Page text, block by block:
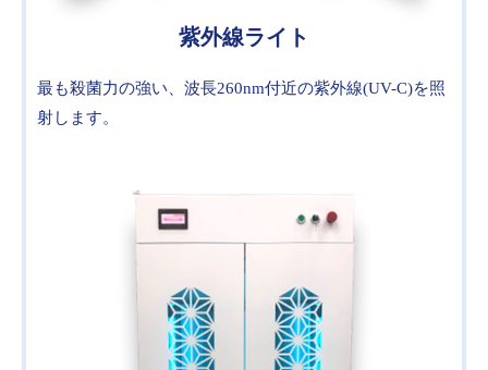
紫外線ライト
最も殺菌力の強い、波長260nm付近の紫外線(UV-C)を照
射します。